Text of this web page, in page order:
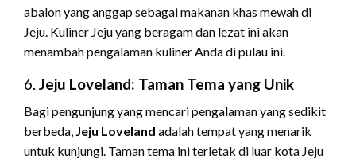
abalon yang anggap sebagai makanan khas mewah di
Jeju. Kuliner Jeju yang beragam dan lezat ini akan
menambah pengalaman kuliner Anda di pulau ini.
6. Jeju Loveland: Taman Tema yang Unik
Bagi pengunjung yang mencari pengalaman yang sedikit
berbeda, Jeju Loveland adalah tempat yang menarik
untuk kunjungi. Taman tema ini terletak di luar kota Jeju